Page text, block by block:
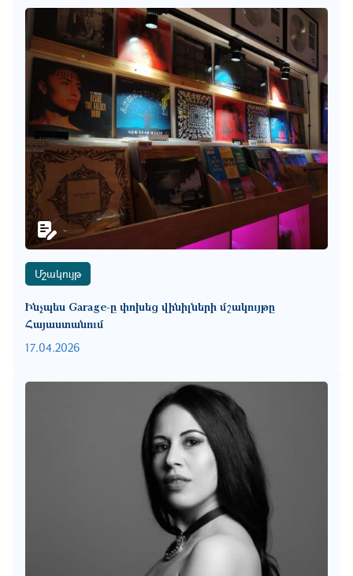
Մշակույթ
Ինչպես Garage-ը փոխեց վինիլների մշակույթը
Հայաստանում
17.04.2026